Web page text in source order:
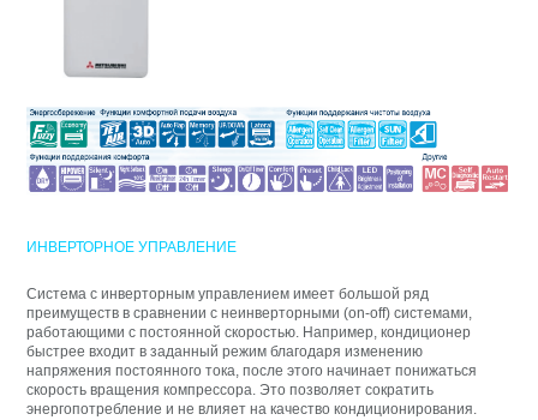
ИНВЕРТОРНОЕ УПРАВЛЕНИЕ
Система с инверторным управлением имеет большой ряд
преимуществ в сравнении с неинверторными (on-off) системами,
работающими с постоянной скоростью. Например, кондиционер
быстрее входит в заданный режим благодаря изменению
напряжения постоянного тока, после этого начинает понижаться
скорость вращения компрессора. Это позволяет сократить
энергопотребление и не влияет на качество кондиционирования.